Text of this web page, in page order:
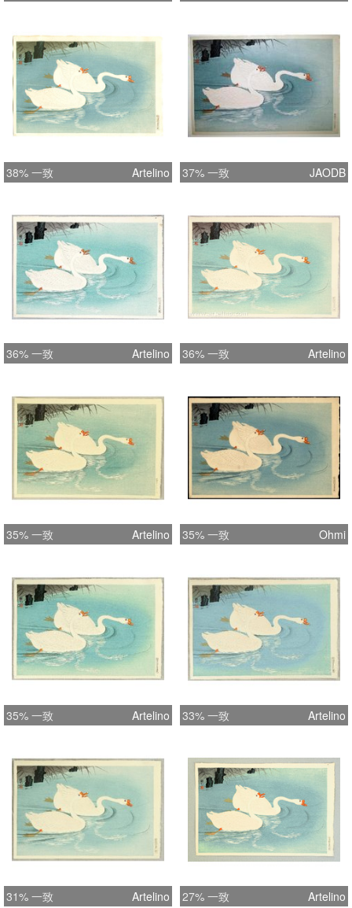
38% 一致 Artelino 37% 一致 JAODB
36% 一致 Artelino 36% 一致 Artelino
35% 一致 Artelino 35% 一致 Ohmi
35% 一致 Artelino 33% 一致 Artelino
31% 一致 Artelino 27% 一致 Artelino